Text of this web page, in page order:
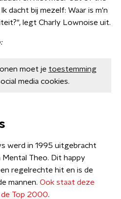
dacht bij mezelf: Waar is m'n
legt Charly Lownoise uit.
moet je toestemming
media cookies.
werd in 1995 uitgebracht
Theo. Dit happy
regelrechte hit en is de
mannen. Ook staat deze
Top 2000.